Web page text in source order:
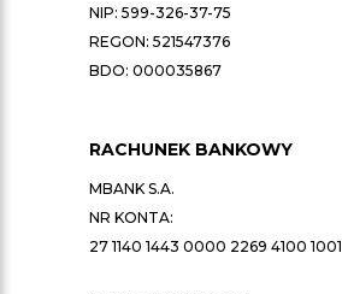
NIP: 599-326-37-75
REGON: 521547376
BDO: 000035867
RACHUNEK BANKOWY
MBANK S.A.
NR KONTA:
27 1140 1443 0000 2269 4100 1001